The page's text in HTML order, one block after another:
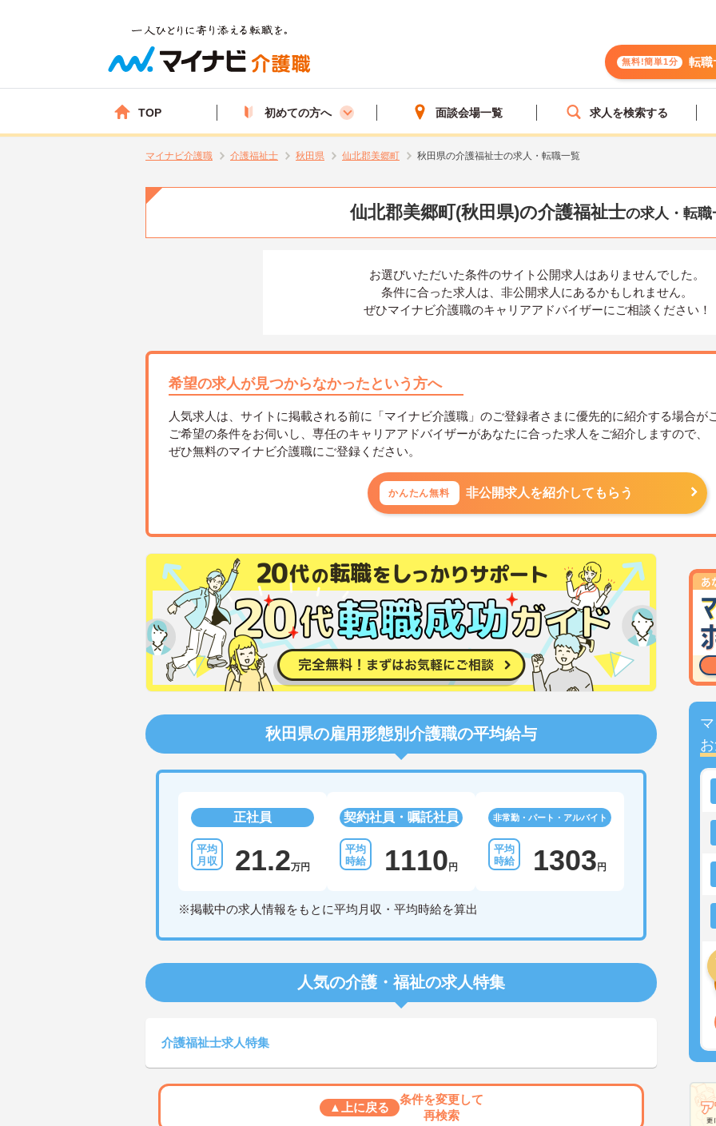
無料!簡単1分 転職
TOP 初めての方へ 面談会場一覧 求人を検索する
マイナビ介護職 介護福祉士 秋田県 仙北郡美郷町 秋田県の介護福祉士の求人・転職一覧
仙北郡美郷町(秋田県)の介護福祉士の求人・転職
お選びいただいた条件のサイト公開求人はありませんでした。
条件に合った求人は、 非公開求人にあるかもしれません。
ぜひマイナビ介護職のキャリアアドバイザーにご相談ください！
希望の求人が見つからなかったという方へ
人気求人は、サイトに掲載される前に「マイナビ介護職」のご登録者さまに優先的に紹介する場合が
ご希望の条件をお伺いし、専任のキャリアアドバイザーがあなたに合った求人をご紹介しますので、
ぜひ無料のマイナビ介護職にご登録ください。
かんたん無料 非公開求人を紹介してもらう
秋田県の雇用形態別介護職の平均給与
正社員
21.2万円
契約社員・嘱託社員
1110 円
非常勤・パート・アルバイト
1303 円
※掲載中の求人情報をもとに平均月収・平均時給を算出
人気の介護・福祉の求人特集
介護福祉士求人特集
▲上に戻る
条件を変更して
再検索